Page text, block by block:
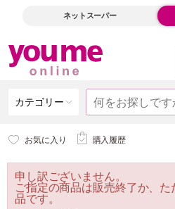
ネットスーパー
カテゴリー
お気に入り 購入履歴
申し訳ございません。
ご指定の商品は販売終了か、
品です。